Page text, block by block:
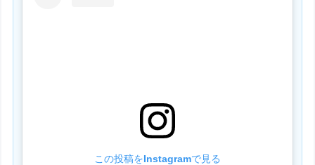
この投稿をInstagramで見る